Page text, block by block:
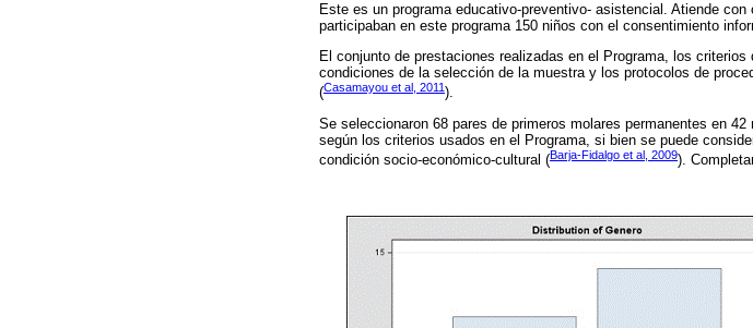
Este es un programa educativo-preventivo- asistencial. Atiende
participaban en este programa 150 niños con el consentimiento
El conjunto de prestaciones realizadas en el Programa, los
condiciones de la selección de la muestra y los protocolos de
(Casamayou et al, 2011).
Se seleccionaron 68 pares de primeros molares permanentes en
según los criterios usados en el Programa, si bien se puede
condición socio-económico-cultural (Barja-Fidalgo et al, 2009).